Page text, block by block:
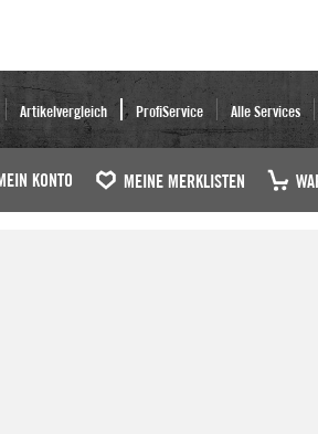
Artikelvergleich ProfiService Alle Services
KONTO MEINE MERKLISTEN